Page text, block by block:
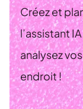
Créez et
l’assistant
analysez
endroit !